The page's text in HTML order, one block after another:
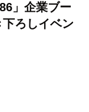
」企業ブー
ろしイベン